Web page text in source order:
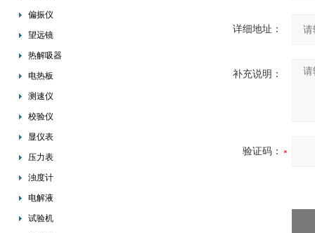
偏振仪
望远镜
热解吸器
电热板
测速仪
校验仪
显仪表
压力表
浊度计
电解液
试验机
详细地址：
补充说明：
验证码：